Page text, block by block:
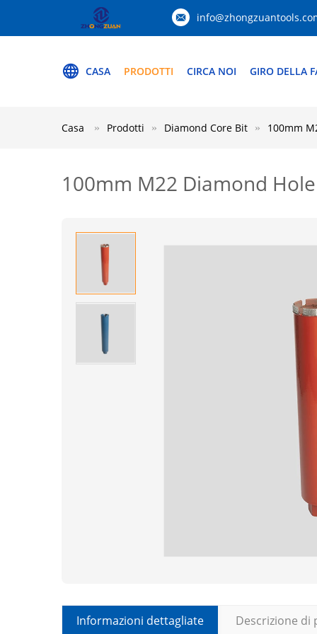
CASA PRODOTTI CIRCA NOI GIRO DELLA
Casa Prodotti Diamond Core Bit 100mm
100mm M22 Diamond
Informazioni dettagliate Descrizione